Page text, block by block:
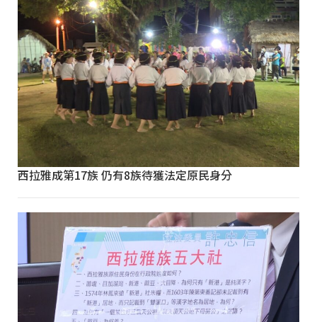
西拉雅成第17族 仍有8族待獲法定原民身分